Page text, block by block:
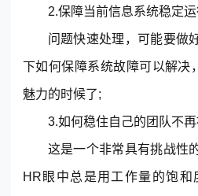
2.保障当前信息系统稳定运
问题快速处理，可能要做
下如何保障系统故障可以解决
魅力的时候了;
3.如何稳住自己的团队不再
这是一个非常具有挑战性
HR眼中总是用工作量的饱